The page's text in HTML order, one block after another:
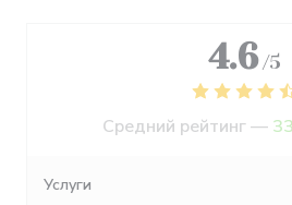
4.6 /5
Средний рейтинг —
Услуги